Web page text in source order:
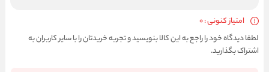
امتیاز کنونی : 0
لطفا دیدگاه خود را راجع به این کالا بنویسید و تجربه خریدتان را با سایر کاربران به
اشتراک بگذارید.